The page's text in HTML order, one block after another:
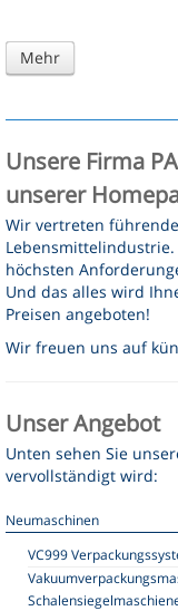
Mehr
Mehr
Mehr
Mehr
Mehr
Mehr
Mehr
Unsere Firma
unserer
Wir vertreten
höchsten
Und das alles wird
Preisen angeboten!
Wir freuen uns auf
Unser Angebot
Unten sehen Sie
vervollständigt wird:
Neumaschinen
VC999